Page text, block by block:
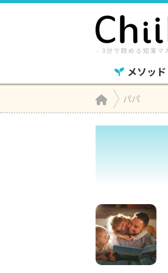
メソッド
Homeパパ